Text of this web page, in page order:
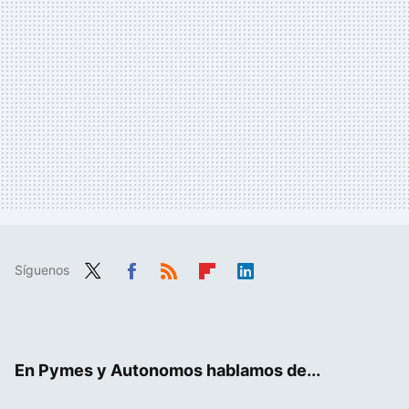
Síguenos
En Pymes y Autonomos hablamos de...